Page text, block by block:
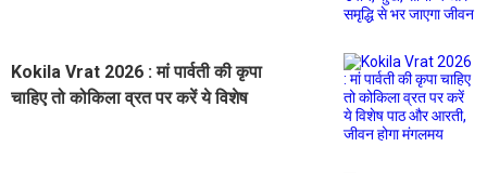
Kokila Vrat 2026 : मां पार्वती की कृपा
चाहिए तो कोकिला व्रत पर करें ये विशेष